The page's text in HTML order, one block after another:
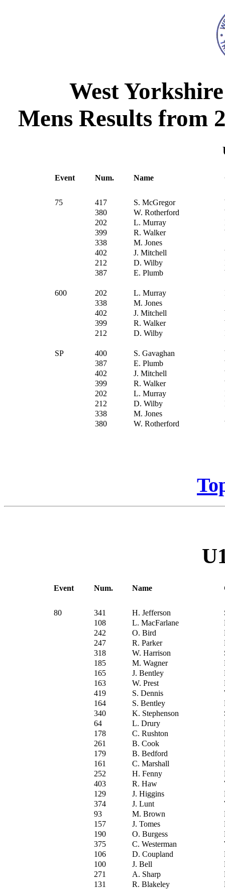
West
Mens Results from
Event Num. Name
75 417 S. McGregor
380
W. Rotherford
202
L. Murray
399
R. Walker
338
M. Jones
402
J. Mitchell
212
D. Wilby
387
E. Plumb
600 202 L. Murray
338
M. Jones
402
J. Mitchell
399
R. Walker
212
D. Wilby
SP 400 S. Gavaghan
387
E. Plumb
402
J. Mitchell
399
R. Walker
202
L. Murray
212
D. Wilby
338
M. Jones
380
W. Rotherford
Event Num. Name
80 341 H. Jefferson
108
L. MacFarlane
242
O. Bird
247
R. Parker
318
W. Harrison
185
M. Wagner
165
J. Bentley
163
W. Prest
419
S. Dennis
164
S. Bentley
340
K. Stephenson
64
L. Drury
178
C. Rushton
261
B. Cook
179
B. Bedford
161
C. Marshall
252
H. Fenny
403
R. Haw
129
J. Higgins
374
J. Lunt
93
M. Brown
157
J. Tomes
190
O. Burgess
375
C. Westerman
106
D. Coupland
100
J. Bell
271
A. Sharp
131
R. Blakeley